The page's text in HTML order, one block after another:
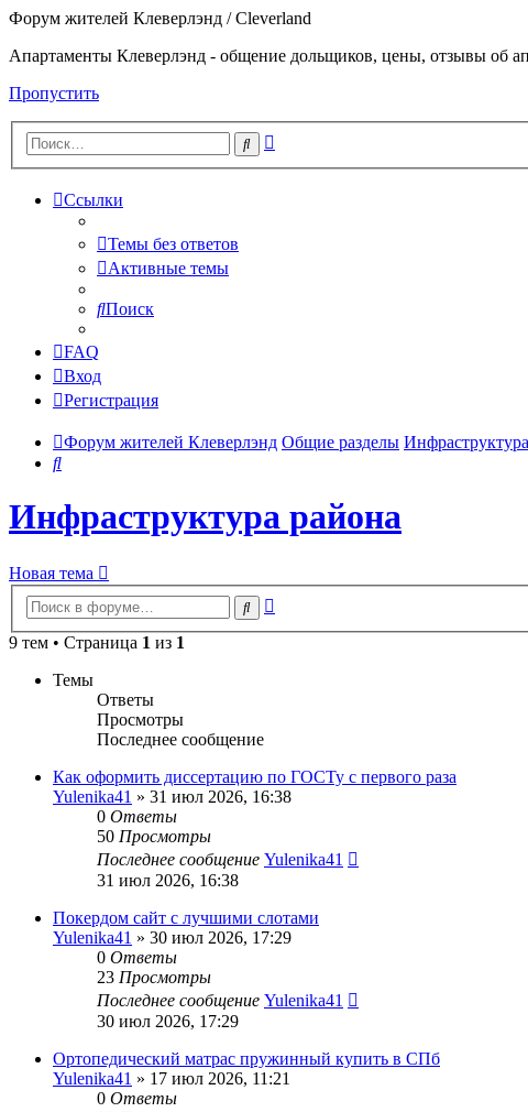
Форум жителей Клеверлэнд / Cleverland
Апартаменты Клеверлэнд - общение дольщиков, цены, отзывы об
Пропустить
Поиск
Ссылки
Темы без ответов
Активные темы
Поиск
FAQ
Вход
Регистрация
Форум жителей Клеверлэнд Общие разделы
Поиск
Инфраструктура района
Новая тема
Поиск
9 тем • Страница 1 из 1
Темы
Ответы
Просмотры
Последнее сообщение
Как оформить диссертацию по ГОСТу с первого раза
Yulenika41 » 31 июл 2026, 16:38
0 Ответы
50 Просмотры
Последнее сообщение Yulenika41
31 июл 2026, 16:38
Покердом сайт с лучшими слотами
Yulenika41 » 30 июл 2026, 17:29
0 Ответы
23 Просмотры
Последнее сообщение Yulenika41
30 июл 2026, 17:29
Ортопедический матрас пружинный купить в СПб
Yulenika41 » 17 июл 2026, 11:21
0 Ответы